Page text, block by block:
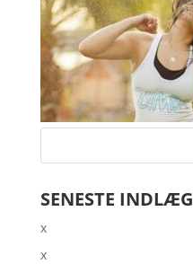
SENESTE INDLÆG
x
x